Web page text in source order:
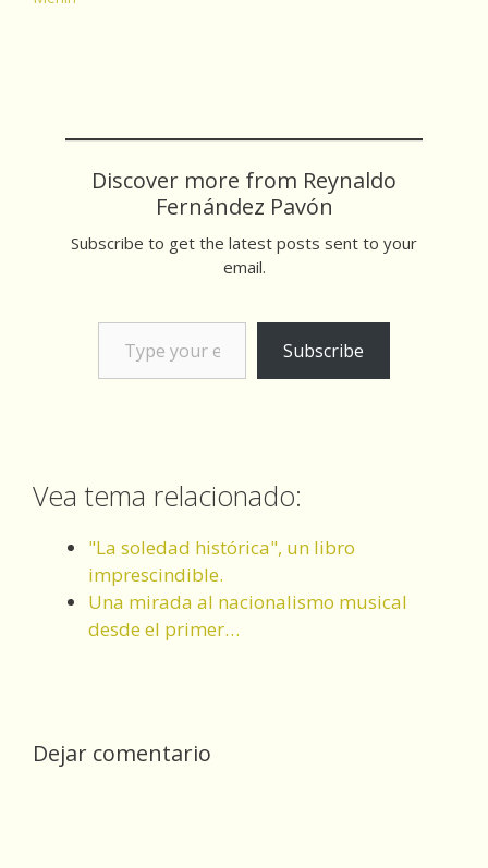
Discover more from Reynaldo
Fernández Pavón
Subscribe to get the latest posts sent to your
email.
Type your email…
Subscribe
Vea tema relacionado:
"La soledad histórica", un libro
imprescindible.
Una mirada al nacionalismo musical
desde el primer…
Dejar comentario